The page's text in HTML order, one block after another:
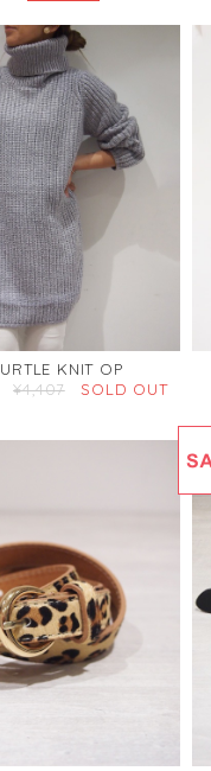
KNIT OP
¥4,407
SOLD OUT